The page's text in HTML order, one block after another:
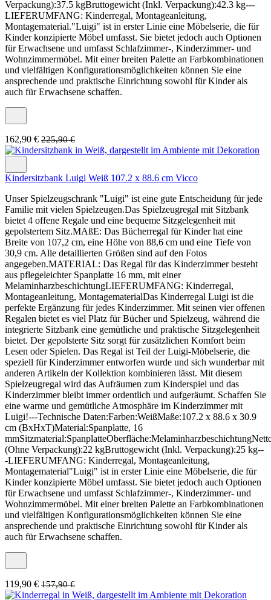
Verpackung):37.5 kgBruttogewicht (Inkl. Verpackung):42.3 kg---
LIEFERUMFANG: Kinderregal, Montageanleitung,
Montagematerial."Luigi" ist in erster Linie eine Möbelserie, die für
Kinder konzipierte Möbel umfasst. Sie bietet jedoch auch Optionen
für Erwachsene und umfasst Schlafzimmer-, Kinderzimmer- und
Wohnzimmermöbel. Mit einer breiten Palette an Farbkombinationen
und vielfältigen Konfigurationsmöglichkeiten können Sie eine
ansprechende und praktische Einrichtung sowohl für Kinder als
auch für Erwachsene schaffen.
162,90 € 225,90 €
Kindersitzbank Luigi Weiß 107.2 x 88.6 cm Vicco
Unser Spielzeugschrank "Luigi" ist eine gute Entscheidung für jede
Familie mit vielen Spielzeugen.Das Spielzeugregal mit Sitzbank
bietet 4 offene Regale und eine bequeme Sitzgelegenheit mit
gepolstertem Sitz.MAßE: Das Bücherregal für Kinder hat eine
Breite von 107,2 cm, eine Höhe von 88,6 cm und eine Tiefe von
30,9 cm. Alle detaillierten Größen sind auf den Fotos
angegeben.MATERIAL: Das Regal für das Kinderzimmer besteht
aus pflegeleichter Spanplatte 16 mm, mit einer
MelaminharzbeschichtungLIEFERUMFANG: Kinderregal,
Montageanleitung, MontagematerialDas Kinderregal Luigi ist die
perfekte Ergänzung für jedes Kinderzimmer. Mit seinen vier offenen
Regalen bietet es viel Platz für Bücher und Spielzeug, während die
integrierte Sitzbank eine gemütliche und praktische Sitzgelegenheit
bietet. Der gepolsterte Sitz sorgt für zusätzlichen Komfort beim
Lesen oder Spielen. Das Regal ist Teil der Luigi-Möbelserie, die
speziell für Kinderzimmer entworfen wurde und sich wunderbar mit
anderen Artikeln der Kollektion kombinieren lässt. Mit diesem
Spielzeugregal wird das Aufräumen zum Kinderspiel und das
Kinderzimmer bleibt immer ordentlich und aufgeräumt. Schaffen Sie
eine warme und gemütliche Atmosphäre im Kinderzimmer mit
Luigi!---Technische Daten:Farben:WeißMaße:107.2 x 88.6 x 30.9
cm (BxHxT)Material:Spanplatte, 16
(Ohne Verpackung):22 kgBruttogewicht (Inkl. Verpackung):25 kg--
-LIEFERUMFANG: Kinderregal, Montageanleitung,
Montagematerial"Luigi" ist in erster Linie eine Möbelserie, die für
Kinder konzipierte Möbel umfasst. Sie bietet jedoch auch Optionen
für Erwachsene und umfasst Schlafzimmer-, Kinderzimmer- und
Wohnzimmermöbel. Mit einer breiten Palette an Farbkombinationen
und vielfältigen Konfigurationsmöglichkeiten können Sie eine
ansprechende und praktische Einrichtung sowohl für Kinder als
auch für Erwachsene schaffen.
119,90 € 157,90 €